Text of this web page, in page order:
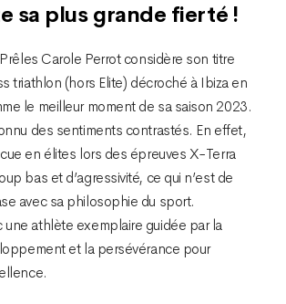
sa plus grande fierté !
Carole Perrot considère son titre
triathlon (hors Elite) décroché à Ibiza en
le meilleur moment de sa saison 2023.
des sentiments contrastés. En effet,
en élites lors des épreuves X-Terra
bas et d’agressivité, ce qui n’est de
avec sa philosophie du sport.
une athlète exemplaire guidée par la
et la persévérance pour